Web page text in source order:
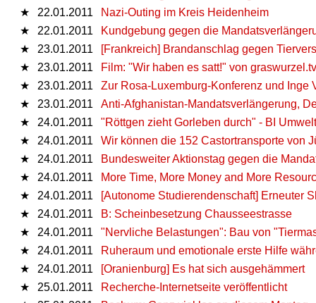
★
22.01.2011
Nazi-Outing im Kreis Heidenheim
★
22.01.2011
Kundgebung gegen die
★
23.01.2011
[Frankreich] Brandanschlag gegen
★
23.01.2011
Film: "Wir haben es satt!" von graswurzel.tv
★
23.01.2011
Zur Rosa-Luxemburg-Konferenz und Inge
★
23.01.2011
Anti-Afghanistan-Mandatsverlängerung,
★
24.01.2011
"Röttgen zieht Gorleben durch" - BI
★
24.01.2011
Wir können die 152 Castortransporte von
★
24.01.2011
Bundesweiter Aktionstag gegen die
★
24.01.2011
More Time, More Money and More
★
24.01.2011
[Autonome Studierendenschaft] Erneuter
★
24.01.2011
B: Scheinbesetzung Chausseestrasse
★
24.01.2011
"Nervliche Belastungen": Bau von
★
24.01.2011
Ruheraum und emotionale erste Hilfe
★
24.01.2011
[Oranienburg] Es hat sich ausgehämmert
★
25.01.2011
Recherche-Internetseite veröffentlicht